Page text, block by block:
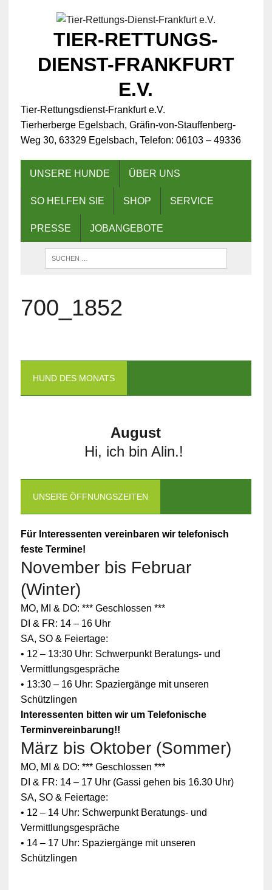
TIER-RETTUNGS-
DIENST-FRANKFURT
E.V.
Tier-Rettungsdienst-Frankfurt e.V.
Tierherberge Egelsbach, Gräfin-von-Stauffenberg-
Weg 30, 63329 Egelsbach, Telefon: 06103 – 49336
UNSERE HUNDE ÜBER UNS
SO HELFEN SIE SHOP SERVICE
PRESSE JOBANGEBOTE
700_1852
HUND DES MONATS
August
Hi, ich bin Alin.!
UNSERE ÖFFNUNGSZEITEN
Für Interessenten vereinbaren wir telefonisch
feste Termine!
November bis Februar
(Winter)
MO, MI & DO: *** Geschlossen ***
DI & FR: 14 – 16 Uhr
SA, SO & Feiertage:
• 12 – 13:30 Uhr: Schwerpunkt Beratungs- und
Vermittlungsgespräche
• 13:30 – 16 Uhr: Spaziergänge mit unseren
Schützlingen
Interessenten bitten wir um Telefonische
Terminvereinbarung!!
März bis Oktober (Sommer)
MO, MI & DO: *** Geschlossen ***
DI & FR: 14 – 17 Uhr (Gassi gehen bis 16.30 Uhr)
SA, SO & Feiertage:
• 12 – 14 Uhr: Schwerpunkt Beratungs- und
Vermittlungsgespräche
• 14 – 17 Uhr: Spaziergänge mit unseren
Schützlingen